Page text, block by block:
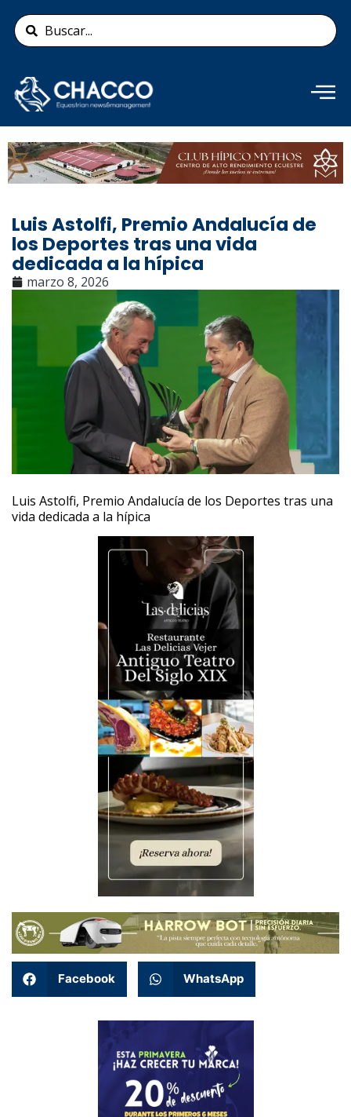
contenido
Search
...
Añade aquí tu texto de
cabecera
Luis Astolfi, Premio Andalucía de
los Deportes tras una vida
dedicada a la hípica
marzo 8, 2026
Luis Astolfi, Premio Andalucía de los Deportes tras una
vida dedicada a la hípica
Facebook WhatsApp